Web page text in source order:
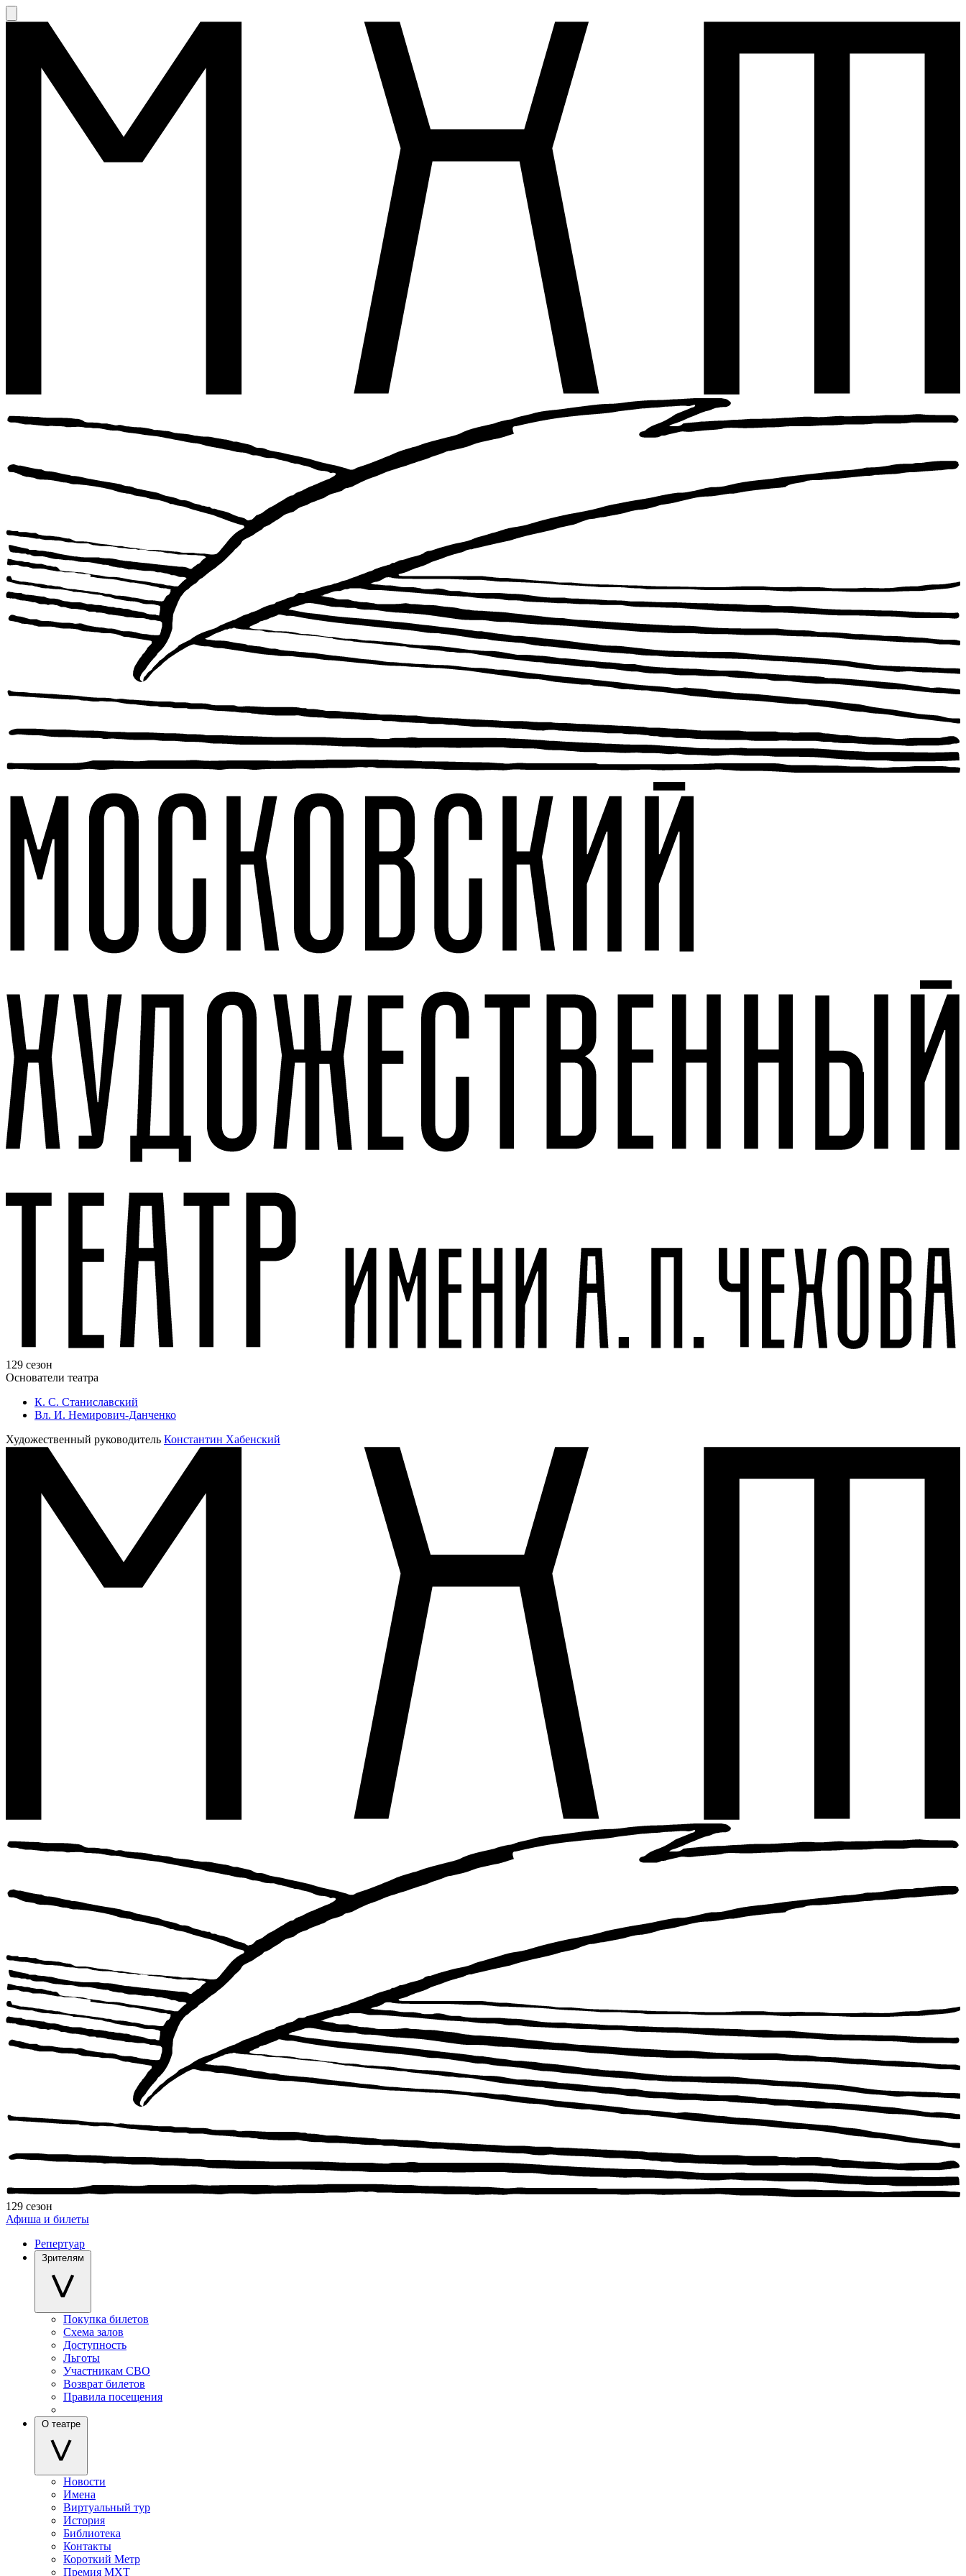
129 сезон
Основатели театра
К. С. Станиславский
Вл. И. Немирович-Данченко
Художественный руководитель Константин Хабенский
129 сезон
Афиша и билеты
Репертуар
Зрителям
Покупка билетов
Схема залов
Доступность
Льготы
Участникам СВО
Возврат билетов
Правила посещения
О театре
Новости
Имена
Виртуальный тур
История
Библиотека
Контакты
Короткий Метр
Премия МХТ